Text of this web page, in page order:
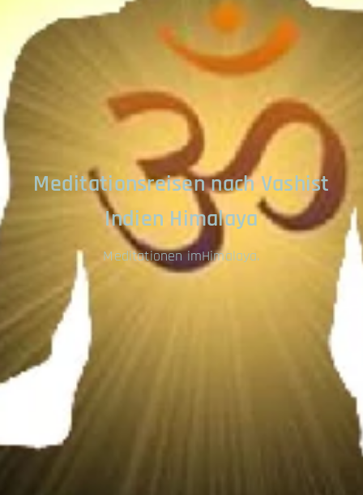
Meditationsreisen nach Vashist
Indien Himalaya
Meditationen imHimalaya.